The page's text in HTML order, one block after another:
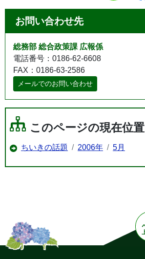
お問い合わせ先
総務部 総合政策課 広報係
電話番号：0186-62-6608
FAX：0186-63-2586
メールでのお問い合わせ
このページの現在位置
ちいきの話題 2006年 5月